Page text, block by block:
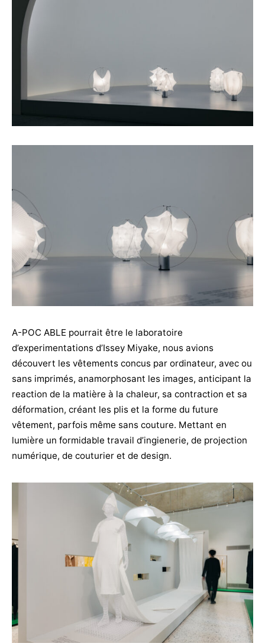
A-POC ABLE pourrait être le laboratoire
d’experimentations d’Issey Miyake, nous avions
découvert les vêtements concus par ordinateur, avec ou
sans imprimés, anamorphosant les images, anticipant la
reaction de la matière à la chaleur, sa contraction et sa
déformation, créant les plis et la forme du future
vêtement, parfois même sans couture. Mettant en
lumière un formidable travail d’ingienerie, de projection
numérique, de couturier et de design.